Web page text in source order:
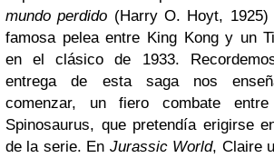
mundo perdido (Harry O. Hoyt,
famosa pelea entre King Kong y un
en el clásico de 1933.
entrega de esta saga nos
comenzar, un fiero combate
Spinosaurus, que pretendía erigirse
de la serie. En Jurassic World, Claire